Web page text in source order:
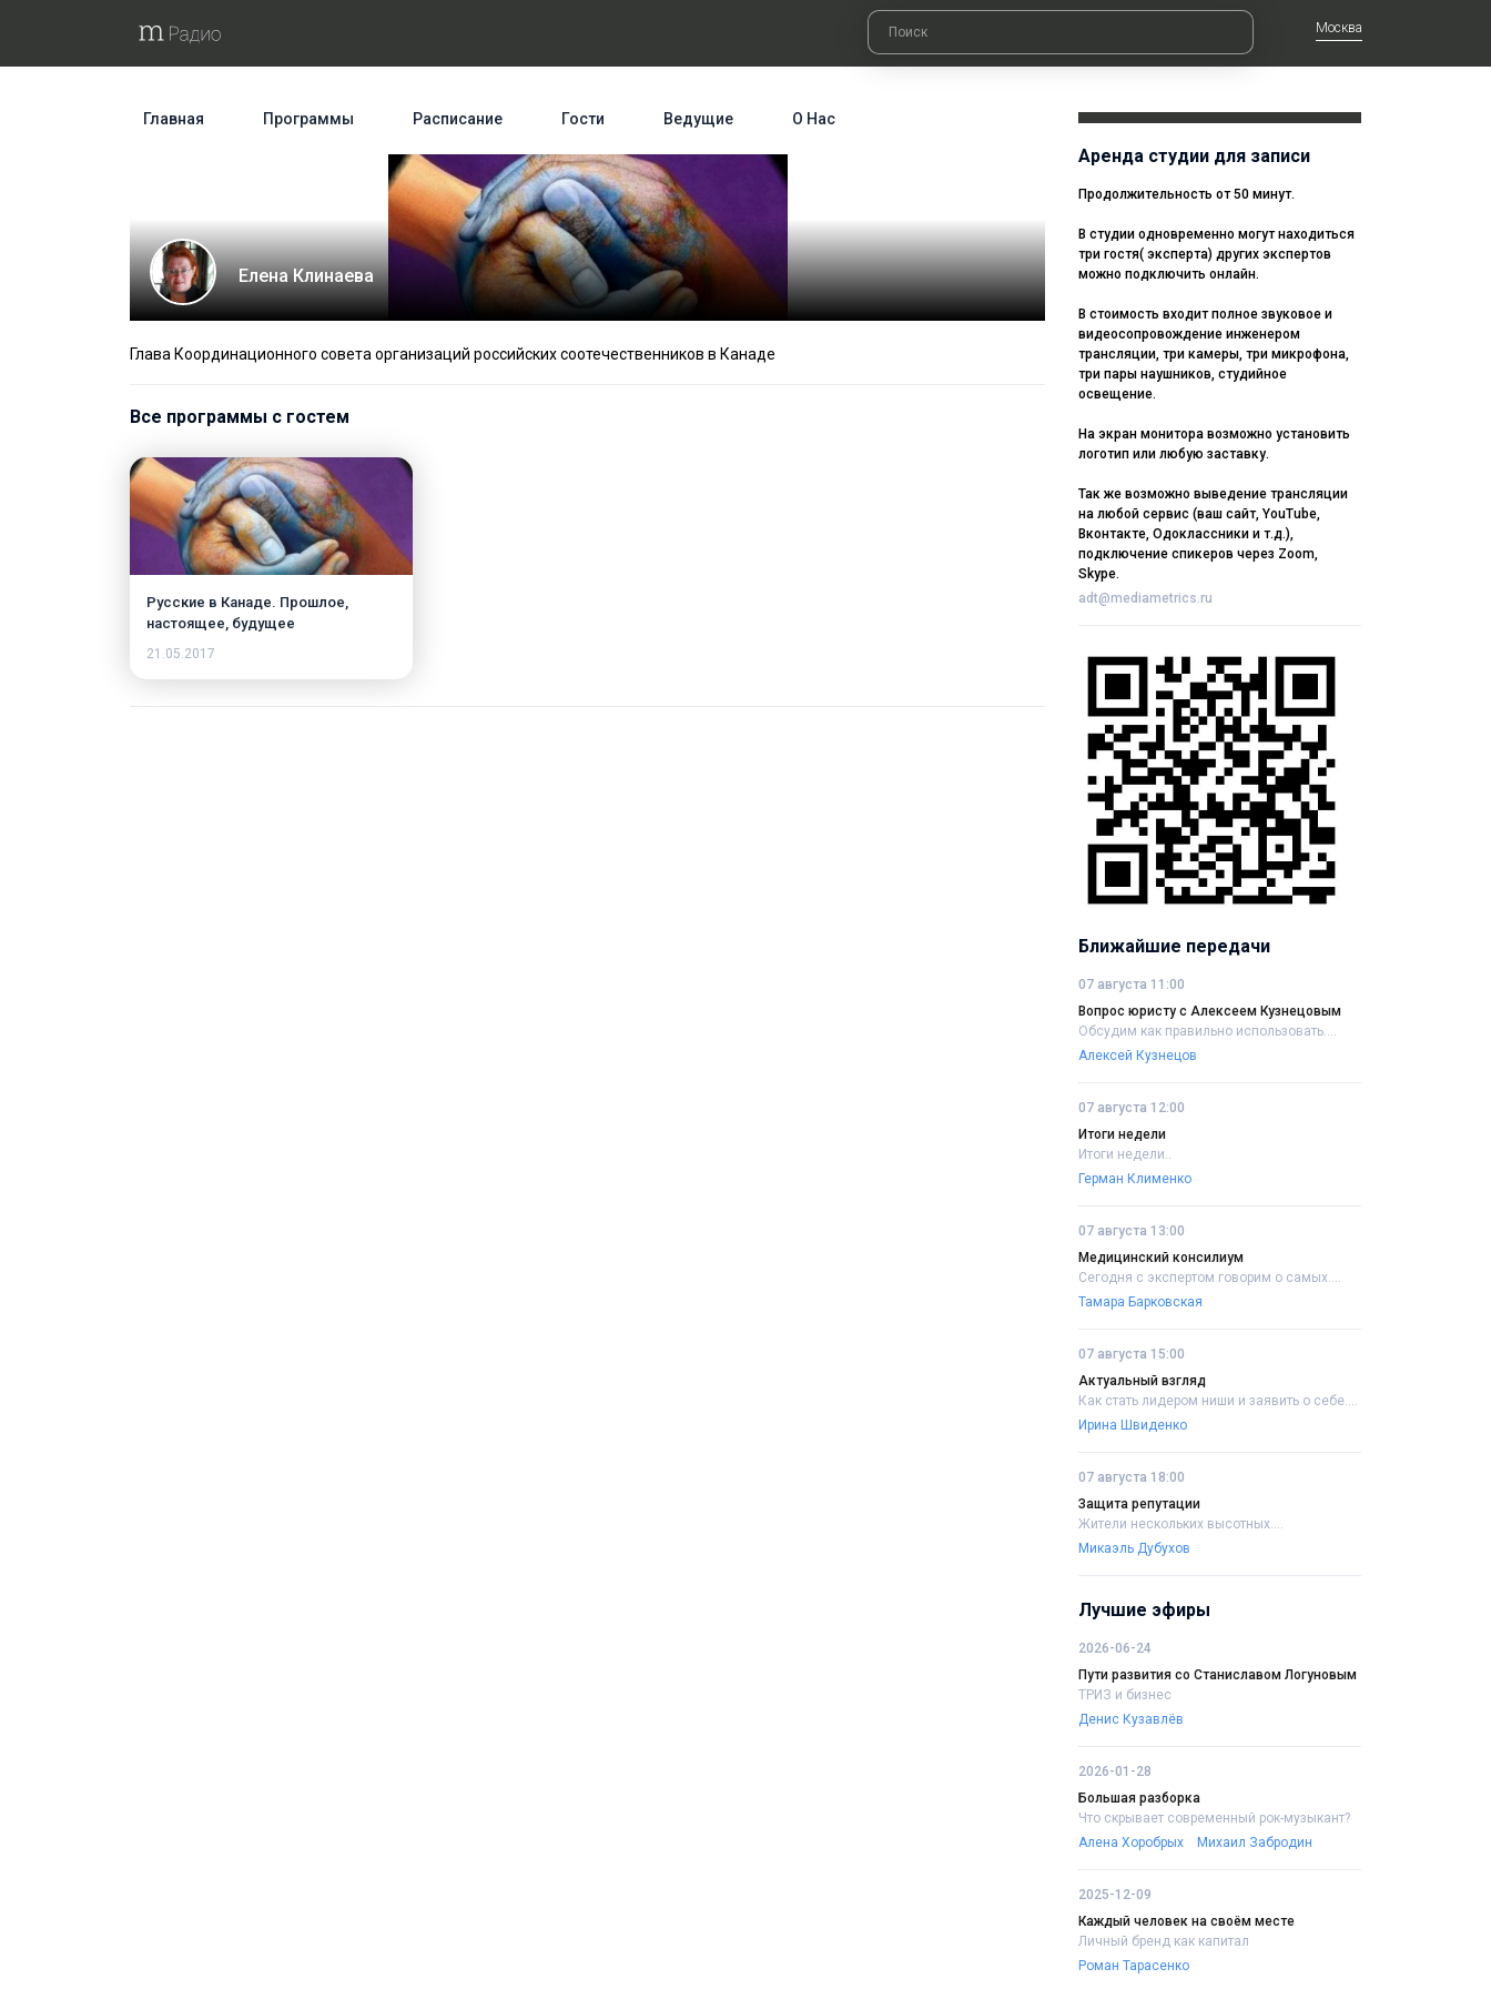
Москва
Главная Программы Расписание Гости Ведущие О Нас
Елена Клинаева
Глава Координационного совета организаций российских соотечественников в Канаде
Все программы с гостем
Русские в Канаде. Прошлое,
настоящее, будущее
21.05.2017
Аренда студии для записи
Продолжительность от 50 минут.
В студии одновременно могут находиться
три гостя( эксперта) других экспертов
можно подключить онлайн.
В стоимость входит полное звуковое и
видеосопровождение инженером
трансляции, три камеры, три микрофона,
три пары наушников, студийное
освещение.
На экран монитора возможно установить
логотип или любую заставку.
Так же возможно выведение трансляции
на любой сервис (ваш сайт, YouTube,
Вконтакте, Одоклассники и т.д.),
подключение спикеров через Zoom,
Skype.
adt@mediametrics.ru
Ближайшие передачи
07 августа 11:00
Вопрос юристу с Алексеем Кузнецовым
Обсудим как правильно использовать....
Алексей Кузнецов
07 августа 12:00
Итоги недели
Итоги недели..
Герман Клименко
07 августа 13:00
Медицинский консилиум
Сегодня с экспертом говорим о самых....
Тамара Барковская
07 августа 15:00
Актуальный взгляд
Как стать лидером ниши и заявить о себе....
Ирина Швиденко
07 августа 18:00
Защита репутации
Жители нескольких высотных....
Микаэль Дубухов
Лучшие эфиры
2026-06-24
Пути развития со Станиславом Логуновым
ТРИЗ и бизнес
Денис Кузавлёв
2026-01-28
Большая разборка
Что скрывает современный рок-музыкант?
Алена Хоробрых
Михаил Забродин
2025-12-09
Каждый человек на своём месте
Личный бренд как капитал
Роман Тарасенко